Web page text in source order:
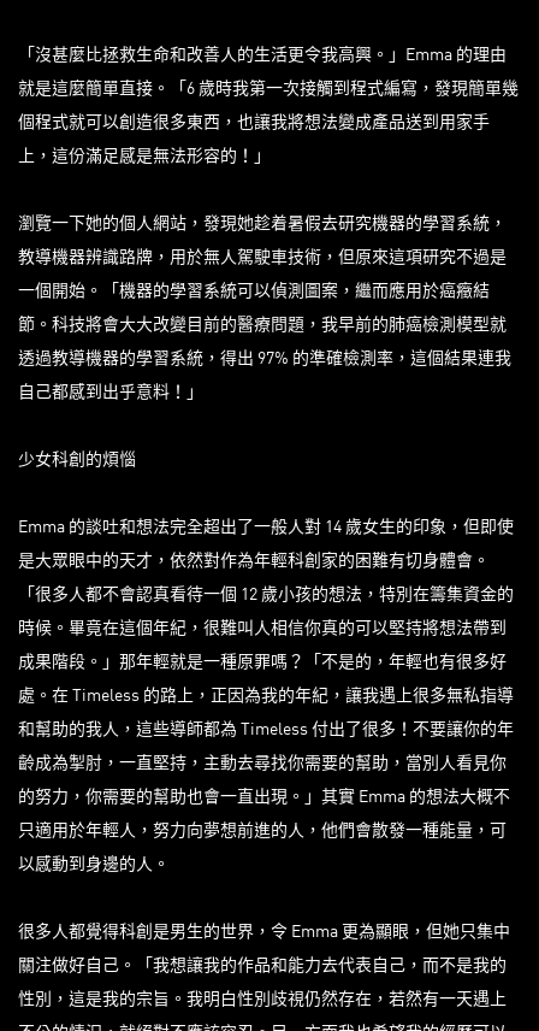
「沒甚麼比拯救生命和改善人的生活更令我高興。」Emma 的理由
就是這麼簡單直接。「6 歲時我第一次接觸到程式編寫，發現簡單幾
個程式就可以創造很多東西，也讓我將想法變成產品送到用家手
上，這份滿足感是無法形容的！」
瀏覽一下她的個人網站，發現她趁着暑假去研究機器的學習系統，
教導機器辨識路牌，用於無人駕駛車技術，但原來這項研究不過是
一個開始。「機器的學習系統可以偵測圖案，繼而應用於癌癥結
節。科技將會大大改變目前的醫療問題，我早前的肺癌檢測模型就
透過教導機器的學習系統，得出 97% 的準確檢測率，這個結果連我
自己都感到出乎意料！」
少女科創的煩惱
Emma 的談吐和想法完全超出了一般人對 14 歲女生的印象，但即使
是大眾眼中的天才，依然對作為年輕科創家的困難有切身體會。
「很多人都不會認真看待一個 12 歲小孩的想法，特別在籌集資金的
時候。畢竟在這個年紀，很難叫人相信你真的可以堅持將想法帶到
成果階段。」那年輕就是一種原罪嗎？「不是的，年輕也有很多好
處。在 Timeless 的路上，正因為我的年紀，讓我遇上很多無私指導
和幫助的我人，這些導師都為 Timeless 付出了很多！不要讓你的年
齡成為掣肘，一直堅持，主動去尋找你需要的幫助，當別人看見你
的努力，你需要的幫助也會一直出現。」其實 Emma 的想法大概不
只適用於年輕人，努力向夢想前進的人，他們會散發一種能量，可
以感動到身邊的人。
很多人都覺得科創是男生的世界，令 Emma 更為顯眼，但她只集中
關注做好自己。「我想讓我的作品和能力去代表自己，而不是我的
性別，這是我的宗旨。我明白性別歧視仍然存在，若然有一天遇上